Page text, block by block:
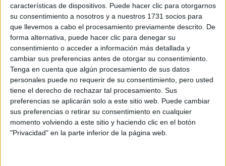
características de dispositivos. Puede hacer clic para otorgarnos
su consentimiento a nosotros y a nuestros 1731 socios para
que llevemos a cabo el procesamiento previamente descrito. De
forma alternativa, puede hacer clic para denegar su
consentimiento o acceder a información más detallada y
cambiar sus preferencias antes de otorgar su consentimiento.
Tenga en cuenta que algún procesamiento de sus datos
personales puede no requerir de su consentimiento, pero usted
tiene el derecho de rechazar tal procesamiento. Sus
preferencias se aplicarán solo a este sitio web. Puede cambiar
sus preferencias o retirar su consentimiento en cualquier
momento volviendo a este sitio y haciendo clic en el botón
"Privacidad" en la parte inferior de la página web.
Me gustaría irme más lejos, pero no es posible. Entra esas
dos universidades... ¿Cuál creeis que es la mejor?¿Cuál
creeis que puede ofrecer la mejor calidad de educación?
Espero haber sido claro, correcto, y una vez más, os
agradezco mucho vuestra atención.
Esperando ansioso vuestras respuestas,
Naviel
Inicio
Etiquetas: La universidad - un mundo